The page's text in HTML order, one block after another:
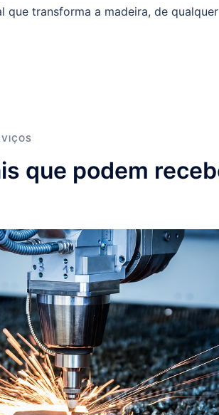
que transforma a madeira, de
que podem